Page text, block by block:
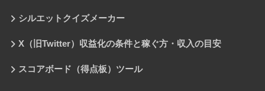
シルエットクイズメーカー
X（旧Twitter）収益化の条件と稼ぐ方・収入の目安
スコアボード（得点板）ツール